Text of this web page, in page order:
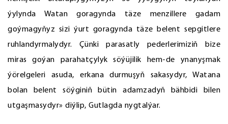
ýylynda Watan goragynda täze menzillere gadam
goýmagyňyz sizi ýurt goragynda täze belent sepgitlere
ruhlandyrmalydyr. Çünki parasatly pederlerimiziň bize
miras goýan parahatçylyk söýüjilik hem-de ynanyşmak
ýörelgeleri asuda, erkana durmuşyň sakasydyr, Watana
bolan belent söýginiň bütin adamzadyň bähbidi bilen
utgaşmasydyr» diýlip, Gutlagda nygtalýar.